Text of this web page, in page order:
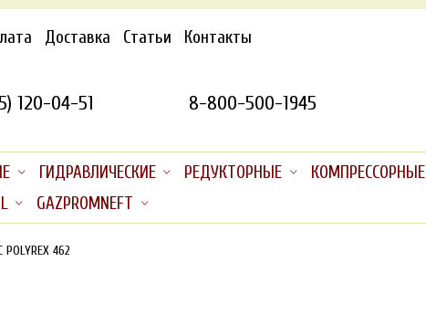
Доставка Статьи Контакты
120-04-51 8-800-500-1945
ГИДРАВЛИЧЕСКИЕ РЕДУКТОРНЫЕ КОМПРЕССОРНЫЕ
GAZPROMNEFT
POLYREX 462